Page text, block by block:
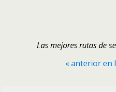
Las mejores rutas de
« anterior en